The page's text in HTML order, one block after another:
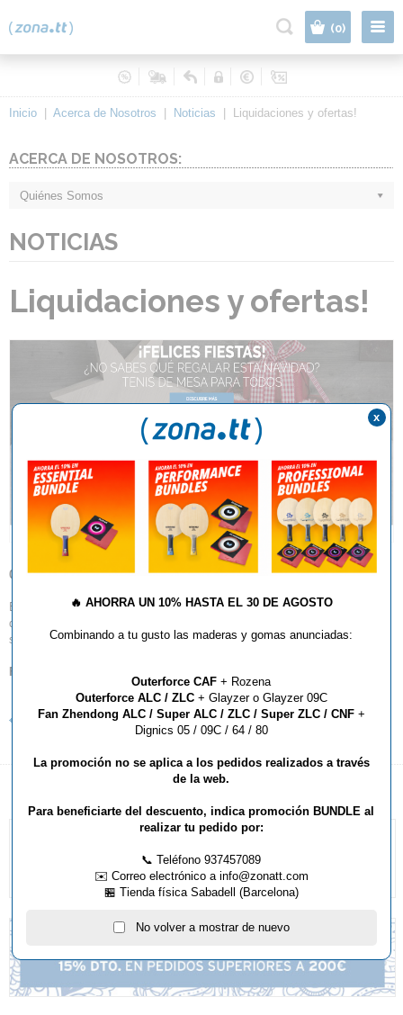
(0)
Inicio Acerca de Nosotros Noticias Liquidaciones y ofertas!
ACERCA DE NOSOTROS:
Quiénes Somos
NOTICIAS
Liquidaciones y ofertas!
09.12.2017
En navidad tenemos un montón de ofertas y liquidaciones. Estas irán
desactivándose según stocks programados y algunos nuevos productos
se incorporarán en dichos apartados.
FELIZ NAVIDAD A TODOS!
Volver al listado de noticias
🔥 AHORRA UN 10% HASTA EL 30 DE AGOSTO
Combinando a tu gusto las maderas y gomas anunciadas:
Outerforce CAF + Rozena
Outerforce ALC / ZLC+ Glayzer o Glayzer 09C
Fan Zhendong ALC / Super ALC / ZLC / Super ZLC / CNF+
Dignics 05 / 09C / 64 / 80
La promoción no se aplica a los pedidos realizados a través
de la web.
Para beneficiarte del descuento, indica promoción BUNDLE al
realizar tu pedido por:
📞 Teléfono 937457089
✉️ Correo electrónico a info@zonatt.com
🏪 Tienda física Sabadell (Barcelona)
No volver a mostrar de nuevo
x